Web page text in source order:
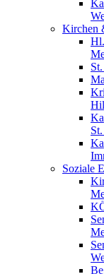
Kirchen
Soziale